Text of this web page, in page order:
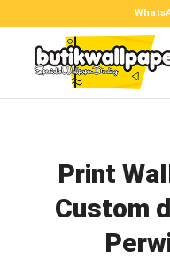
Print
Custom